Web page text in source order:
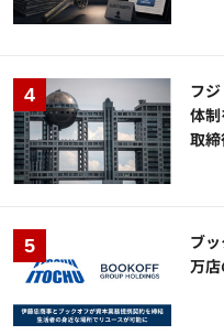
フ
体
取
ブ
万